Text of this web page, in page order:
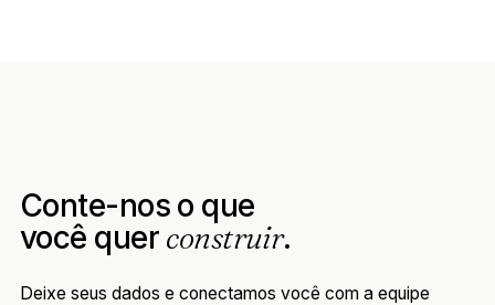
Conte-nos o que
você quer construir.
Deixe seus dados e conectamos você com a equipe